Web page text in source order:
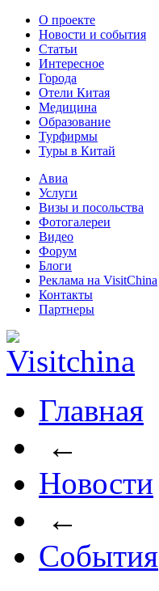
О проекте
Новости и события
Статьи
Интересное
Города
Отели Китая
Медицина
Образование
Турфирмы
Туры в Китай
Авиа
Услуги
Визы и посольства
Фотогалереи
Видео
Форум
Блоги
Реклама на VisitChina
Контакты
Партнеры
Главная
←
Новости
←
События